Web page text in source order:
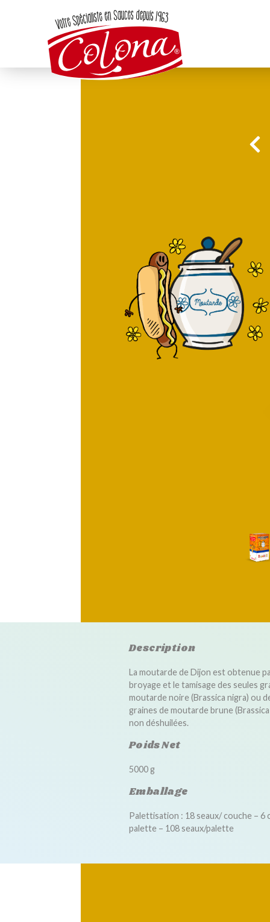
Description
La moutarde de Dijon est obtenue
broyage et le tamisage des seules
moutarde noire (Brassica nigra) ou
graines de moutarde brune
non déshuilées.
Poids Net
5000 g
Emballage
Palettisation : 18 seaux/ couche – 6
palette – 108 seaux/palette